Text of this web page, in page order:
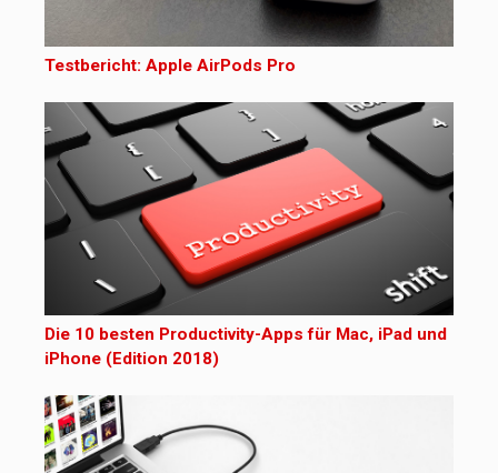
Testbericht: Apple AirPods Pro
Die 10 besten Productivity-Apps für Mac, iPad und
iPhone (Edition 2018)